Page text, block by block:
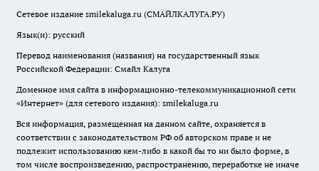
Сетевое издание smilekaluga.ru (СМАЙЛКАЛУГА.РУ)
Язык(и): русский
Перевод наименования (названия) на государственный язык
Российской Федерации: Смайл Калуга
Доменное имя сайта в информационно-телекоммуникационной сети
«Интернет» (для сетевого издания): smilekaluga.ru
Вся информация, размещенная на данном сайте, охраняется в
соответствии с законодательством РФ об авторском праве и не
подлежит использованию кем-либо в какой бы то ни было форме, в
том числе воспроизведению, распространению, переработке не иначе